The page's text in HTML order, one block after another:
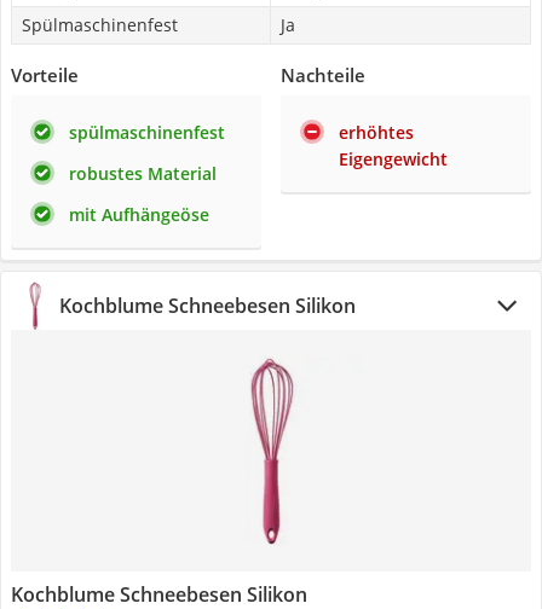
Spülmaschinenfest
Ja
Vorteile
spülmaschinenfest
robustes Material
mit Aufhängeöse
Nachteile
erhöhtes
Eigengewicht
Kochblume Schneebesen Silikon
Kochblume Schneebesen Silikon